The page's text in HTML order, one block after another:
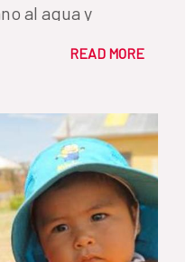
al agua y
de Nicaragua
READ MORE